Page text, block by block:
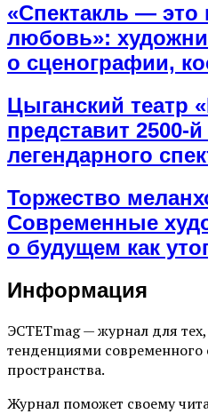
«Спектакль — это
любовь»:
о сценографии,
Цыганский театр
представит 2500-й
легендарного
Торжество
Современные
о будущем как
Информация
ЭСТЕТmag — журнал для тех,
тенденциями современного
пространства.
Журнал поможет своему